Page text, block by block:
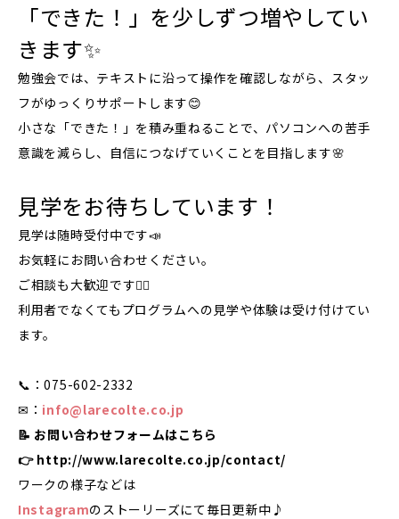
「できた！」を少しずつ増やしてい
きます✨
勉強会では、テキストに沿って操作を確認しながら、スタッ
フがゆっくりサポートします😊
小さな「できた！」を積み重ねることで、パソコンへの苦手
意識を減らし、自信につなげていくことを目指します🌸
見学をお待ちしています！
見学は随時受付中です📣
お気軽にお問い合わせください。
ご相談も大歓迎です🙋‍♀️
利用者でなくてもプログラムへの見学や体験は受け付けてい
ます。
📞：075-602-2332
✉： info@larecolte.co.jp
📝 お問い合わせフォームはこちら
👉 http://www.larecolte.co.jp/contact/
ワークの様子などは
Instagramのストーリーズにて毎日更新中♪